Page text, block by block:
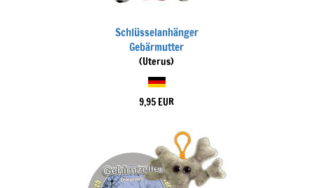
Schlüsselanhänger
Gebärmutter
(Uterus)
9,95 EUR